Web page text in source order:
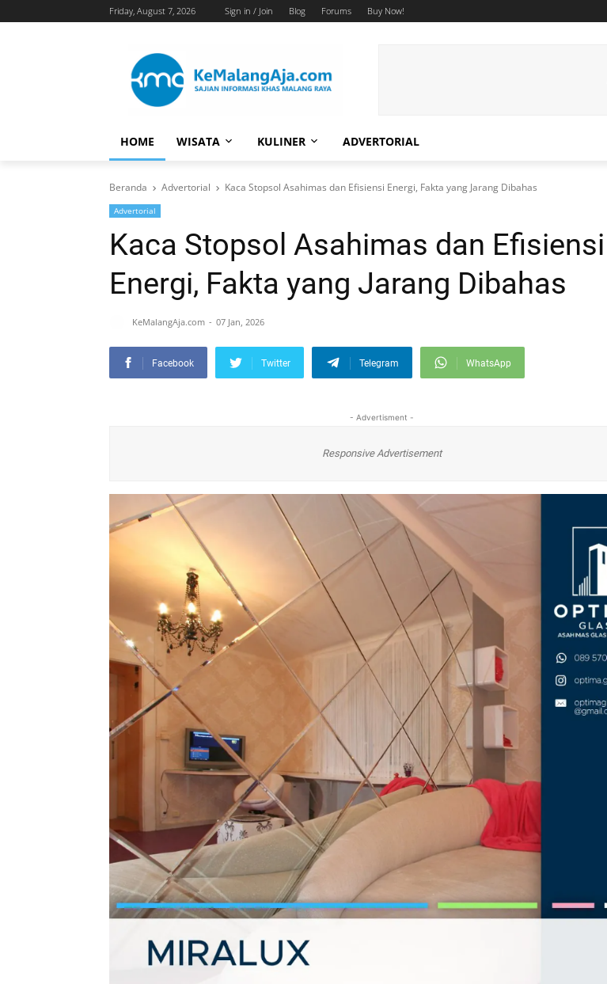
Friday, August 7, 2026 Sign in / Join Blog Forums Buy Now!
HOME WISATA KULINER ADVERTORIAL
Beranda Advertorial Kaca Stopsol Asahimas dan Efisiensi Energi, Fakta yang Jarang Dibahas
Advertorial
Kaca Stopsol Asahimas dan Efisiensi
Energi, Fakta yang Jarang Dibahas
KeMalangAja.com 07 Jan, 2026
Facebook Twitter Telegram WhatsApp
- Advertisment -
Responsive Advertisement